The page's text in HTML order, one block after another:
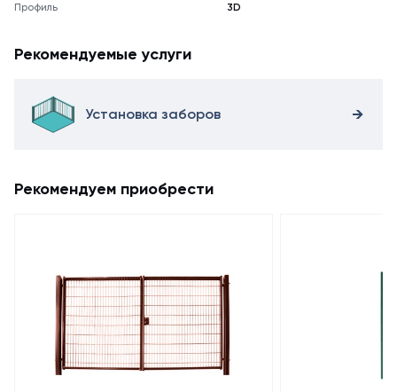
Профиль 3D
Рекомендуемые услуги
Установка заборов
Рекомендуем приобрести